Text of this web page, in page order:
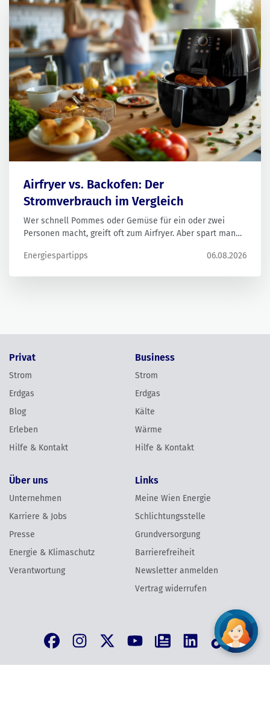
Airfryer vs. Backofen: Der
Stromverbrauch im Vergleich
Wer schnell Pommes oder Gemüse für ein oder zwei
Personen macht, greift oft zum Airfryer. Aber spart man
vielen Fällen ja – vor allem bei kleinen Portionen und
Energiespartipps 06.08.2026
Privat
Strom
Erdgas
Blog
Erleben
Hilfe & Kontakt
Business
Strom
Erdgas
Kälte
Wärme
Hilfe & Kontakt
Über uns
Unternehmen
Karriere & Jobs
Presse
Energie & Klimaschutz
Verantwortung
Links
Meine Wien Energie
Schlichtungsstelle
Grundversorgung
Barrierefreiheit
Newsletter anmelden
Vertrag widerrufen